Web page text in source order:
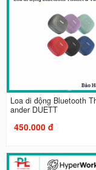
Loa di động Bluetooth
ander DUETT
450.000 đ